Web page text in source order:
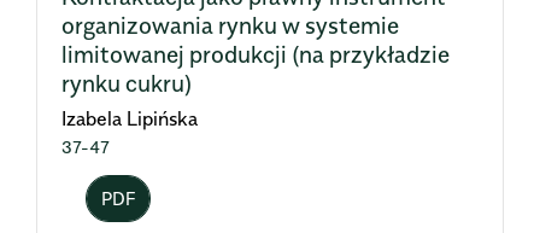
organizowania rynku w systemie
limitowanej produkcji (na przykładzie
rynku cukru)
Izabela Lipińska
37-47
PDF